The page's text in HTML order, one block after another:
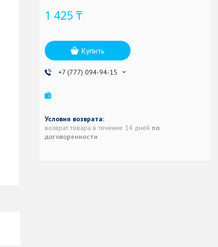
1 425 ₸
Купить
+7 (777) 094-94-15
возврат товара в течение 14 дней по
договоренности